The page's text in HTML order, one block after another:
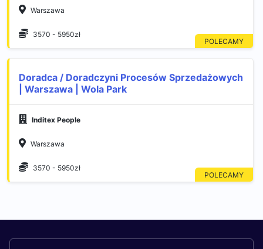
Warszawa
3570 - 5950zł
Doradca / Doradczyni Procesów Sprzedażowych
| Warszawa | Wola Park
Inditex People
Warszawa
3570 - 5950zł